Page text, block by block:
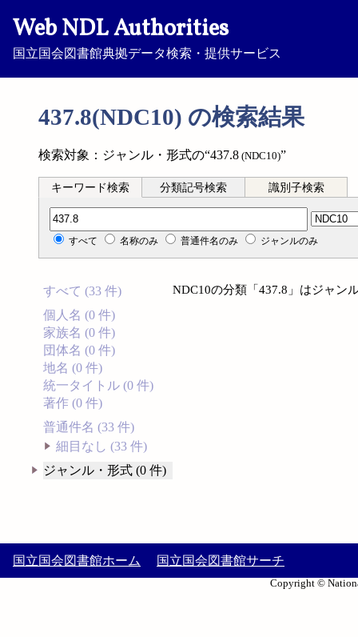
Web NDL Authorities
国立国会図書館典拠データ検索・提供サービス
437.8(NDC10) の検索結果
検索対象：ジャンル・形式の“437.8 (NDC10)”
キーワード検索 分類記号検索 識別子検索
分類記号検索
すべて 名称のみ 普通件名のみ ジャンルのみ
すべて (33 件)
個人名 (0 件)
家族名 (0 件)
団体名 (0 件)
地名 (0 件)
統一タイトル (0 件)
著作 (0 件)
普通件名 (33 件)
細目なし (33 件)
ジャンル・形式 (0 件)
NDC10の分類「437.8」はジャン
国立国会図書館ホーム 国立国会図書館サーチ
Copyright ©